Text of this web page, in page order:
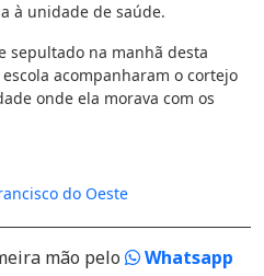
à unidade de saúde.
sepultado na manhã desta
acompanharam o cortejo
onde ela morava com os
do Oeste
mão pelo
Whatsapp